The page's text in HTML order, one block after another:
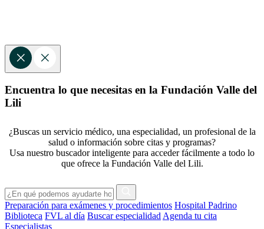
Encuentra lo que necesitas en la Fundación Valle del
Lili
¿Buscas un servicio médico, una especialidad, un profesional de la
salud o información sobre citas y programas?
Usa nuestro buscador inteligente para acceder fácilmente a todo lo
que ofrece la Fundación Valle del Lili.
Preparación para exámenes y procedimientos Hospital Padrino
Biblioteca FVL al día Buscar especialidad Agenda tu cita
Especialistas